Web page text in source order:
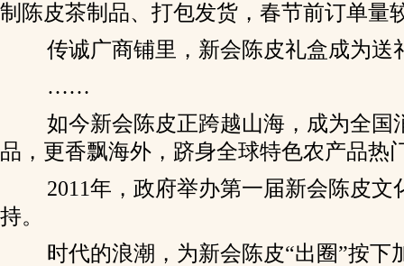
制陈皮茶制品、打包发货，春节前订单量
传诚广商铺里，新会陈皮礼盒成为送
……
如今新会陈皮正跨越山海，成为全国
品，更香飘海外，跻身全球特色农产品热
2011年，政府举办第一届新会陈皮文
持。
时代的浪潮，为新会陈皮“出圈”按下